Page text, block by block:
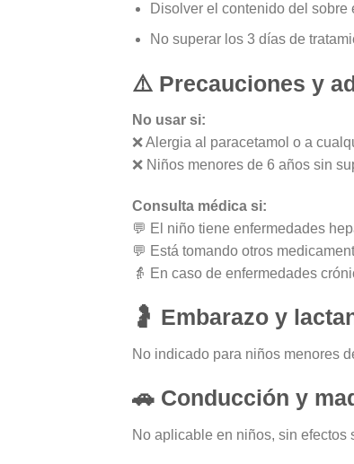
Disolver el contenido del sobre
No superar los 3 días de
⚠️ Precauciones y
No usar si:
❌ Alergia al paracetamol o a
❌ Niños menores de 6 años sin
Consulta médica si:
💬 El niño tiene enfermedades
💬 Está tomando otros
👵 En caso de enfermedades
🤰 Embarazo y
No indicado para niños menores
🚗 Conducción y
No aplicable en niños, sin